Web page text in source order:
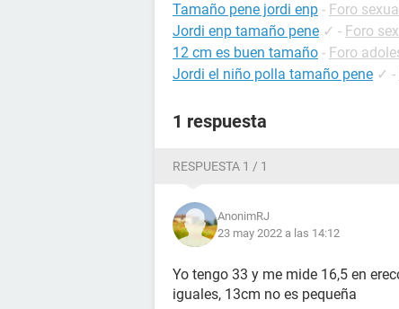
Tamaño pene jordi enp - Foro
Jordi enp tamaño pene ✓ - Foro
12 cm es buen tamaño - Foro
Jordi el niño polla tamaño pene ✓ -
1 respuesta
RESPUESTA 1 / 1
AnonimRJ
23 may 2022 a las 14:12
Yo tengo 33 y me mide 16,5 en
iguales, 13cm no es pequeña